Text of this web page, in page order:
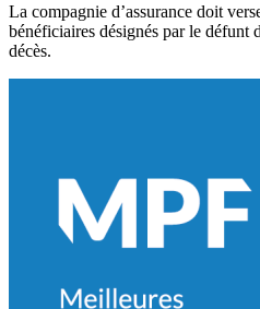
La compagnie d’assurance doit
bénéficiaires désignés par le défunt
décès.